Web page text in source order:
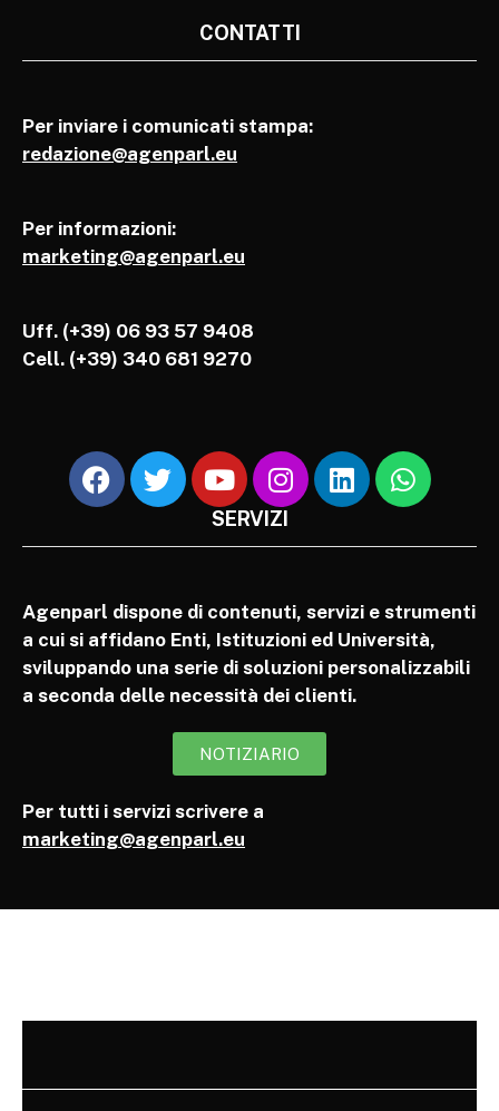
CONTATTI
Per inviare i comunicati stampa:
redazione@agenparl.eu
Per informazioni:
marketing@agenparl.eu
Uff. (+39) 06 93 57 9408
Cell. (+39) 340 681 9270
SERVIZI
Agenparl dispone di contenuti, servizi e strumenti
a cui si affidano Enti, Istituzioni ed Università,
sviluppando una serie di soluzioni personalizzabili
a seconda delle necessità dei clienti.
NOTIZIARIO
Per tutti i servizi scrivere a
marketing@agenparl.eu